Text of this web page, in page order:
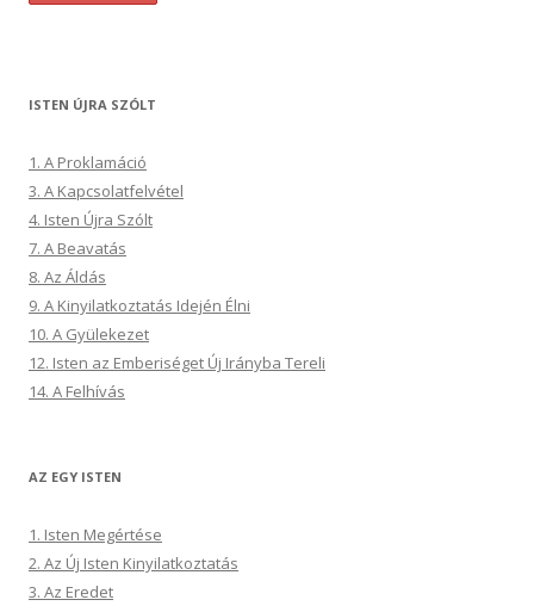
ISTEN ÚJRA SZÓLT
1. A Proklamáció
3. A Kapcsolatfelvétel
4. Isten Újra Szólt
7. A Beavatás
8. Az Áldás
9. A Kinyilatkoztatás Idején Élni
10. A Gyülekezet
12. Isten az Emberiséget Új Irányba Tereli
14. A Felhívás
AZ EGY ISTEN
1. Isten Megértése
2. Az Új Isten Kinyilatkoztatás
3. Az Eredet